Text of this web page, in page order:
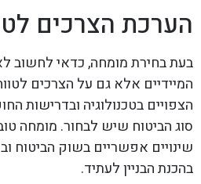
הערכת הצרכים
בעת בחירת מומחה, כדאי לחשוב
המיידיים אלא גם על הצרכים
הצפויים בטכנולוגיה ובדרישות
סוג הביטוח שיש לבחור. מומחה
שינויים אפשריים בשוק הביטוח
בהכנת הבניין לעתיד.